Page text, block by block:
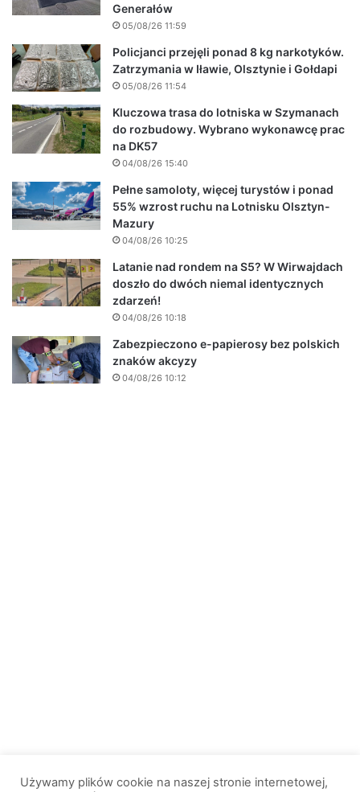
Generałów
05/08/26 11:59
Policjanci przejęli ponad 8 kg narkotyków.
Zatrzymania w Iławie, Olsztynie i Gołdapi
05/08/26 11:54
Kluczowa trasa do lotniska w Szymanach
do rozbudowy. Wybrano wykonawcę prac
na DK57
04/08/26 15:40
Pełne samoloty, więcej turystów i ponad
55% wzrost ruchu na Lotnisku Olsztyn-
Mazury
04/08/26 10:25
Latanie nad rondem na S5? W Wirwajdach
doszło do dwóch niemal identycznych
zdarzeń!
04/08/26 10:18
Zabezpieczono e-papierosy bez polskich
znaków akcyzy
04/08/26 10:12
Używamy plików cookie na naszej stronie internetowej,